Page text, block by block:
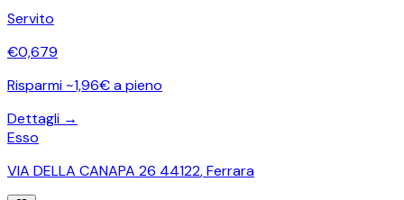
Servito
€0,679
Risparmi ~1,96€ a pieno
Dettagli →
Esso
VIA DELLA CANAPA 26 44122,Ferrara